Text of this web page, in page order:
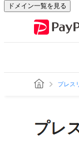
ドメイン一覧を見る